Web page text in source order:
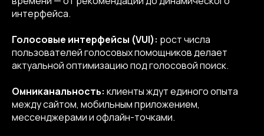
интерфейса.
Голосовые интерфейсы (VUI): рост числа
пользователей голосовых помощников делает
актуальной оптимизацию под голосовой поиск.
Омниканальность: клиенты ждут единого опыта
между сайтом, мобильным приложением,
мессенджерами и офлайн-точками.
Сведения об аккредитации
info@kompot.bz